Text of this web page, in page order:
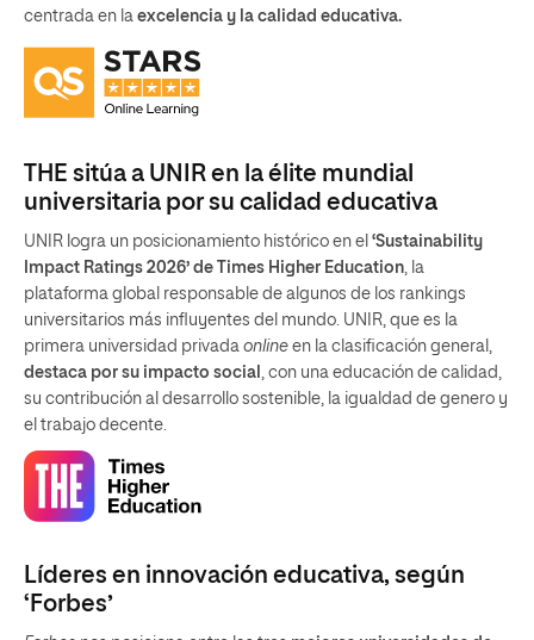
centrada en la excelencia y la calidad educativa.
THE sitúa a UNIR en la élite mundial
universitaria por su calidad educativa
UNIR logra un posicionamiento histórico en el ‘Sustainability
Impact Ratings 2026’ de Times Higher Education, la
plataforma global responsable de algunos de los rankings
universitarios más influyentes del mundo. UNIR, que es la
primera universidad privada online en la clasificación general,
destaca por su impacto social , con una educación de calidad,
su contribución al desarrollo sostenible, la igualdad de genero y
el trabajo decente.
Líderes en innovación educativa, según
‘Forbes’